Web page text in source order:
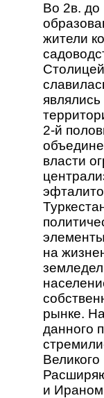
Во 2в. до
жители
2-й
власти
на
рынке.
данного
и